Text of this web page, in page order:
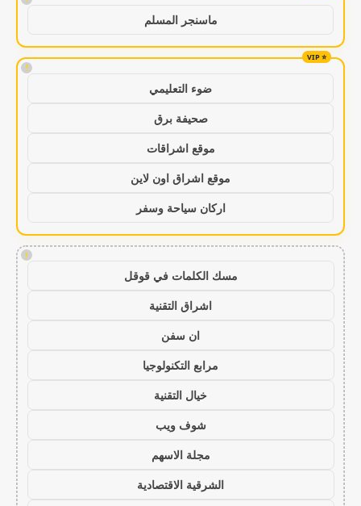
ماسنجر المسلم
!
ضوء التعليمي
صحيفة برق
موقع اشراقات
موقع اشراق اون لاين
اركان سياحة وسفر
!
مسك الكلمات في قوقل
اشراق التقنية
ان سفن
مرابع التكنولوجيا
خيال التقنية
شوف ويب
مجلة الاسهم
الشرقية الاقتصادية